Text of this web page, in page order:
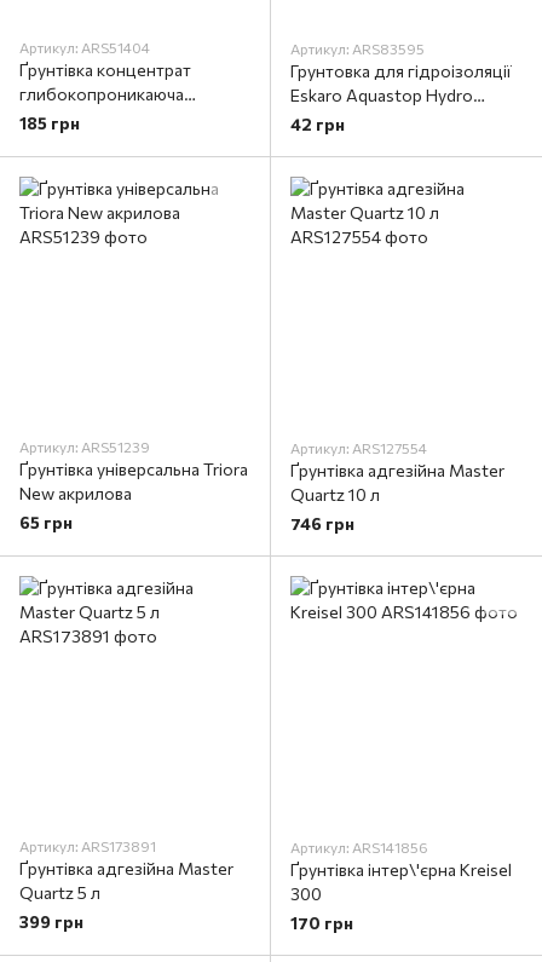
Артикул: ARS51404
Ґрунтівка концентрат
глибокопроникаюча
Aquastop Prof
185 грн
Артикул: ARS83595
Грунтовка для гідроізоляції
Eskaro Aquastop Hydro
Primer
42 грн
Артикул: ARS51239
Ґрунтівка універсальна Triora
New акрилова
65 грн
Артикул: ARS127554
Ґрунтівка адгезійна Master
Quartz 10 л
746 грн
Артикул: ARS173891
Ґрунтівка адгезійна Master
Quartz 5 л
399 грн
Артикул: ARS141856
Ґрунтівка інтер\'єрна Kreisel
300
170 грн